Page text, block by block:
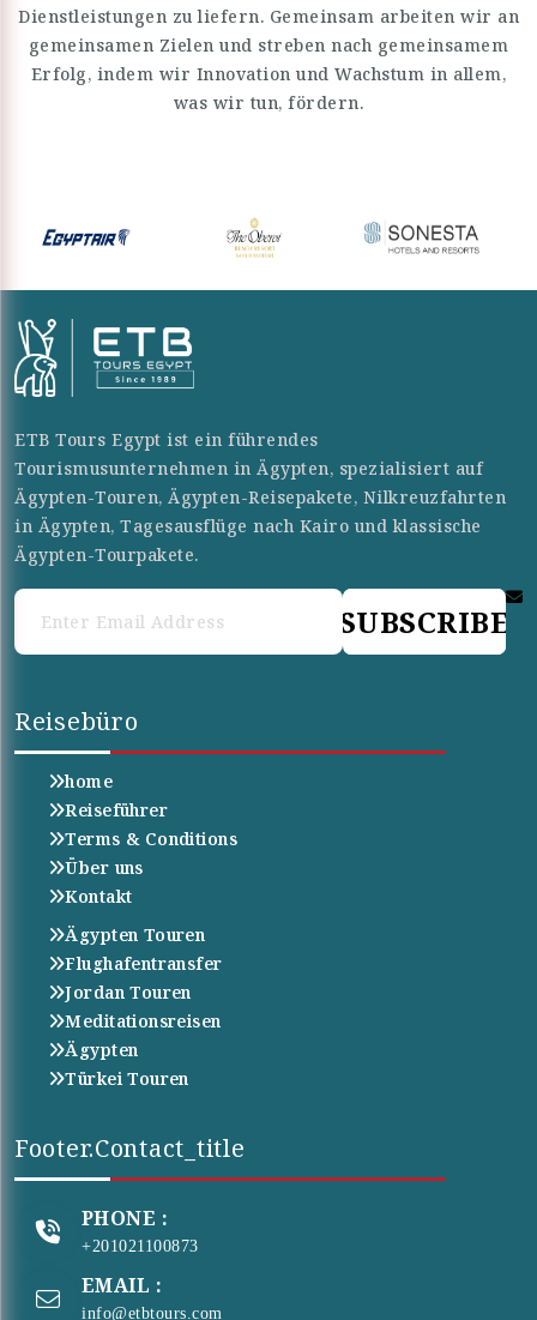
Dienstleistungen zu liefern. Gemeinsam arbeiten wir an
gemeinsamen Zielen und streben nach gemeinsamem
Erfolg, indem wir Innovation und Wachstum in allem,
was wir tun, fördern.
ETB Tours Egypt ist ein führendes
Tourismusunternehmen in Ägypten, spezialisiert auf
Ägypten-Touren, Ägypten-Reisepakete, Nilkreuzfahrten
in Ägypten, Tagesausflüge nach Kairo und klassische
Ägypten-Tourpakete.
SUBSCRIBE
Reisebüro
home
Reiseführer
Terms & Conditions
Über uns
Kontakt
Ägypten Touren
Flughafentransfer
Jordan Touren
Meditationsreisen
Ägypten
Türkei Touren
Footer.contact_title
PHONE :
+201021100873
EMAIL :
info@etbtours.com